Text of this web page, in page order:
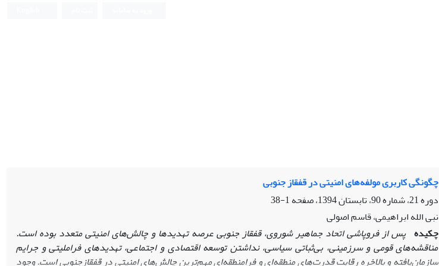
چگونگی کاربری مولفه‌های امنیتی در قفقاز جنوبی
دوره 21، شماره 90، تابستان 1394، صفحه
1-38
نبی الله ابراهیمی، قاسم اصولی
چکیده پس از فروپاشی اتحاد جماهیر شوروی، قفقاز جنوبی عرصه تهدیدها و چالش‌های امنیتی متعدد بوده است.
مناقشه‌های قومی و سرزمینی، بی‌ثباتی سیاسی، نداشتن توسعه اقتصادی و اجتماعی، تهدید‌های فراملیتی و جرایم
سازمان‌یافته و بالاخره رقابت قدرت‌های منطقه‌ای و فرامنطقه‌ای مهم‌ترین چالش‌های امنیتی در قفقازجنوبی است. وجود